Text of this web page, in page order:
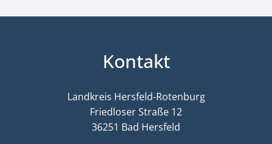
Kontakt
Landkreis Hersfeld-Rotenburg
Friedloser Straße 12
36251 Bad Hersfeld